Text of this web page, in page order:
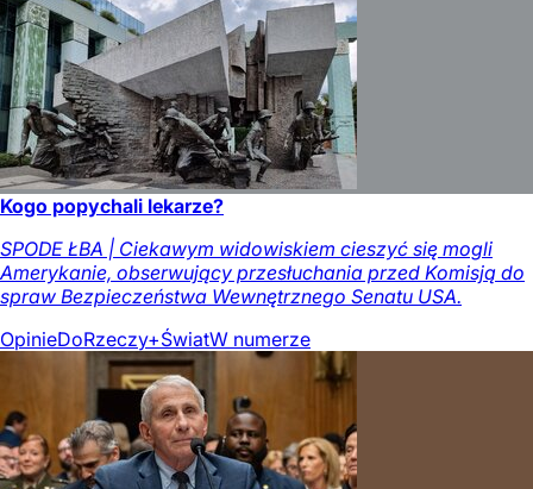
Kogo popychali lekarze?
SPODE ŁBA | Ciekawym widowiskiem cieszyć się mogli
Amerykanie, obserwujący przesłuchania przed Komisją do
spraw Bezpieczeństwa Wewnętrznego Senatu USA.
OpinieDoRzeczy+ŚwiatW numerze